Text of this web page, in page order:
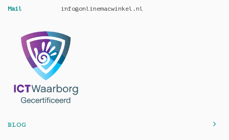
Mail info@onlinemacwinkel.nl
BLOG